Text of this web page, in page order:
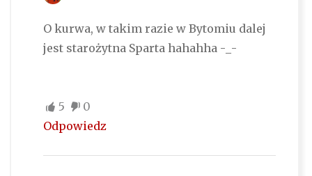
O kurwa, w takim razie w Bytomiu dalej
jest starożytna Sparta hahahha -_-
5
0
Odpowiedz